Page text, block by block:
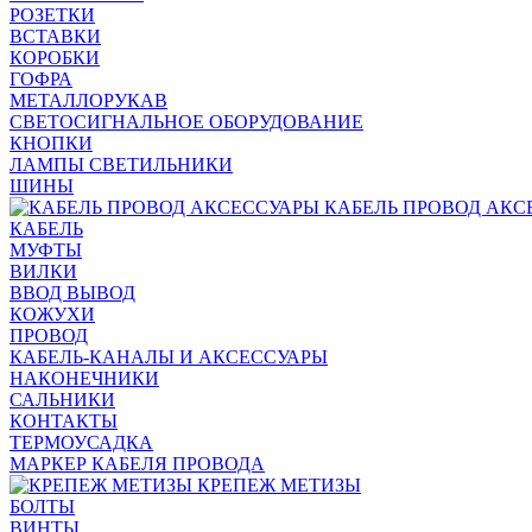
РОЗЕТКИ
ВСТАВКИ
КОРОБКИ
ГОФРА
МЕТАЛЛОРУКАВ
СВЕТОСИГНАЛЬНОЕ ОБОРУДОВАНИЕ
КНОПКИ
ЛАМПЫ СВЕТИЛЬНИКИ
ШИНЫ
КАБЕЛЬ ПРОВОД
КАБЕЛЬ
МУФТЫ
ВИЛКИ
ВВОД ВЫВОД
КОЖУХИ
ПРОВОД
КАБЕЛЬ-КАНАЛЫ И АКСЕССУАРЫ
НАКОНЕЧНИКИ
САЛЬНИКИ
КОНТАКТЫ
ТЕРМОУСАДКА
МАРКЕР КАБЕЛЯ ПРОВОДА
КРЕПЕЖ МЕТИЗЫ
БОЛТЫ
ВИНТЫ